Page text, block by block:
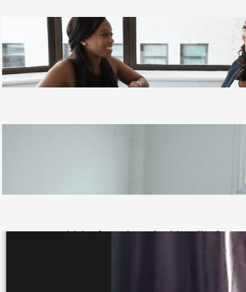
Jangan Takut Menghadapi HRD Saat
Wawancara, ini Tipsnya
09/10/2025
Mahasiswa Antusias Mengikuti
Webinar Series #2 Softs Skill for